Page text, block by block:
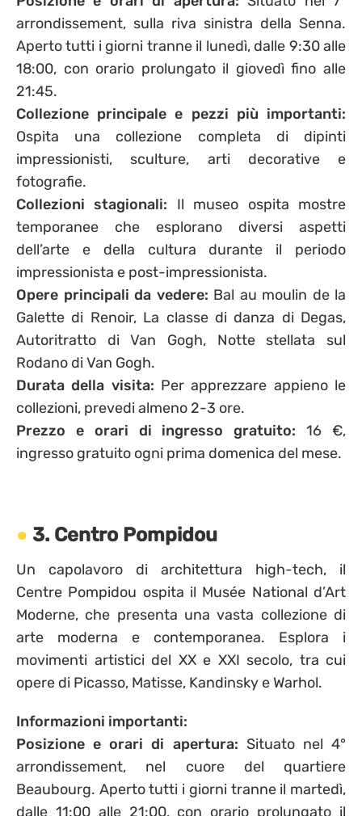
arrondissement, sulla riva sinistra della Senna.
Aperto tutti i giorni tranne il lunedì, dalle 9:30 alle
18:00, con orario prolungato il giovedì fino alle
21:45.
Collezione principale e pezzi più importanti:
Ospita una collezione completa di dipinti
impressionisti, sculture, arti decorative e
fotografie.
Collezioni stagionali: Il museo ospita mostre
temporanee che esplorano diversi aspetti
dell’arte e della cultura durante il periodo
impressionista e post-impressionista.
Opere principali da vedere: Bal au moulin de la
Galette di Renoir, La classe di danza di Degas,
Autoritratto di Van Gogh, Notte stellata sul
Rodano di Van Gogh.
Durata della visita: Per apprezzare appieno le
collezioni, prevedi almeno 2-3 ore.
Prezzo e orari di ingresso gratuito: 16 €,
ingresso gratuito ogni prima domenica del mese.
3. Centro Pompidou
Un capolavoro di architettura high-tech, il
Centre Pompidou ospita il Musée National d’Art
Moderne, che presenta una vasta collezione di
arte moderna e contemporanea. Esplora i
movimenti artistici del XX e XXI secolo, tra cui
opere di Picasso, Matisse, Kandinsky e Warhol.
Informazioni importanti:
Posizione e orari di apertura: Situato nel 4°
arrondissement, nel cuore del quartiere
Beaubourg. Aperto tutti i giorni tranne il martedì,
dalle 11:00 alle 21:00, con orario prolungato il